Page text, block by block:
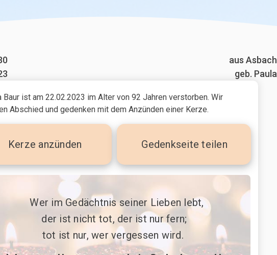
aus Asbach
geb. Paula
Baur ist am 22.02.2023 im Alter von 92 Jahren verstorben. Wir
Abschied und gedenken mit dem Anzünden einer Kerze.
Kerze anzünden Gedenkseite teilen
Wer im Gedächtnis seiner Lieben lebt,
der ist nicht tot, der ist nur fern;
tot ist nur, wer vergessen wird.